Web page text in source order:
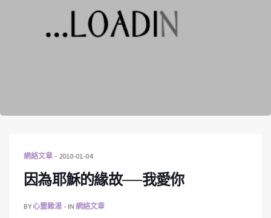
網絡文章 2010-01-04
因為耶穌的緣故──我愛你
BY心靈雞湯 IN 網絡文章